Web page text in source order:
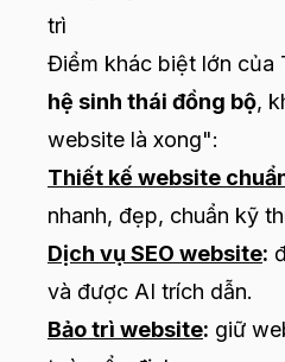
trì
Điểm khác biệt lớn của
hệ sinh thái đồng bộ,
website là xong":
Thiết kế website
nhanh, đẹp, chuẩn kỹ
Dịch vụ SEO website:
và được AI trích dẫn.
Bảo trì website: giữ